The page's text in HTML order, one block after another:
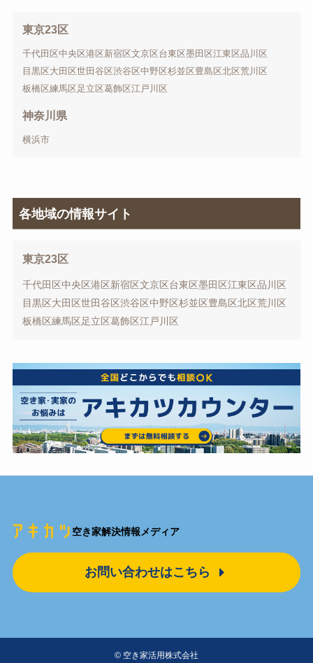
東京23区
千代田区中央区港区新宿区文京区台東区墨田区江東区品川区
目黒区大田区世田谷区渋谷区中野区杉並区豊島区北区荒川区
板橋区練馬区足立区葛飾区江戸川区
神奈川県
横浜市
各地域の情報サイト
東京23区
千代田区中央区港区新宿区文京区台東区墨田区江東区品川区
目黒区大田区世田谷区渋谷区中野区杉並区豊島区北区荒川区
板橋区練馬区足立区葛飾区江戸川区
空き家解決情報メディア
お問い合わせはこちら
© 空き家活用株式会社